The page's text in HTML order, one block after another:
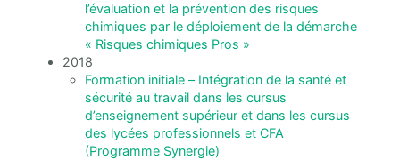
l’évaluation et la prévention des risques
chimiques par le déploiement de la démarche
« Risques chimiques Pros »
2018
Formation initiale – Intégration de la santé et
sécurité au travail dans les cursus
d’enseignement supérieur et dans les cursus
des lycées professionnels et CFA
(Programme Synergie)